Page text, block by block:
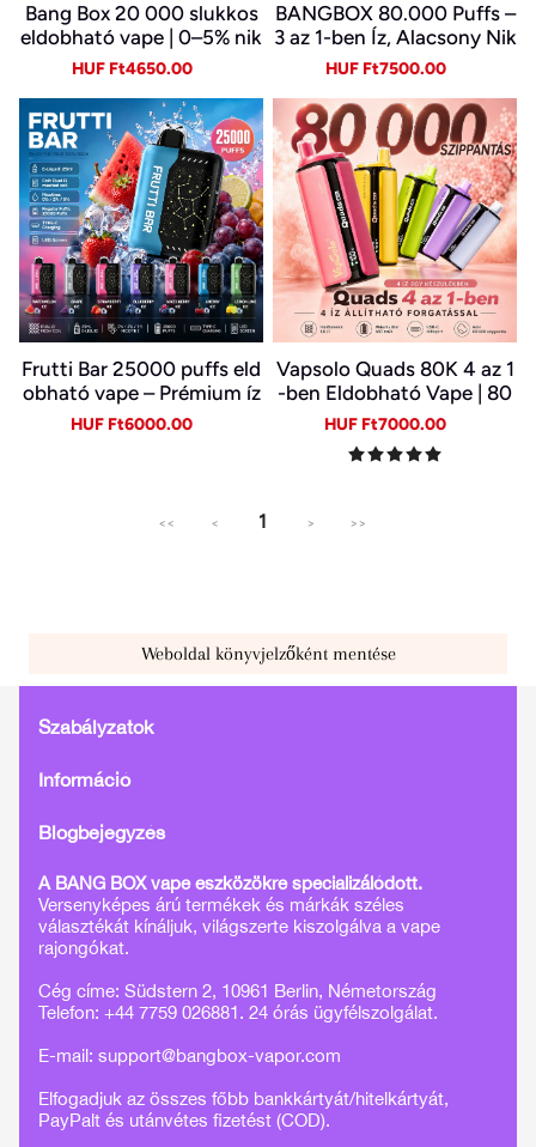
Bang Box 20 000 slukkos
eldobható vape | 0–5% nik
otin | újratölthető, Type-C
Sale
HUF Ft4650.00
BANGBOX 80.000 Puffs –
3 az 1-ben Íz, Alacsony Nik
otin, Eredeti Újratölthető
skedelemben~
Sale
HUF Ft7500.00
Frutti Bar 25000 puffs eld
obható vape – Prémium íz
és sima gőz
Sale
HUF Ft6000.00
Vapsolo Quads 80K 4 az 1
-ben Eldobható Vape | 80
000 Slukk, Több Íz Egy Ké
szülékben
Sale
HUF Ft7000.00
<< < 1 > >>
Weboldal könyvjelzőként mentése
Szabályzatok
Információ
Blogbejegyzés
A BANG BOX vape eszközökre specializálódott.
Versenyképes árú termékek és márkák széles
választékát kínáljuk, világszerte kiszolgálva a vape
rajongókat.
Cég címe: Südstern 2, 10961 Berlin, Németország
Telefon: +44 7759 026881. 24 órás ügyfélszolgálat.
E-mail: support@bangbox-vapor.com
Elfogadjuk az összes főbb bankkártyát/hitelkártyát,
PayPalt és utánvétes fizetést (COD).